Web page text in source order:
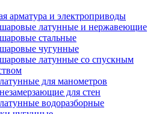
арматура и электроприводы
латунные и нержавеющие
стальные
чугунные
латунные со спускным
для манометров
для стен
водоразборные